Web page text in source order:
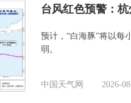
台风红色预警：
预计，“白海豚”将以每
弱。
中国天气网 2026-